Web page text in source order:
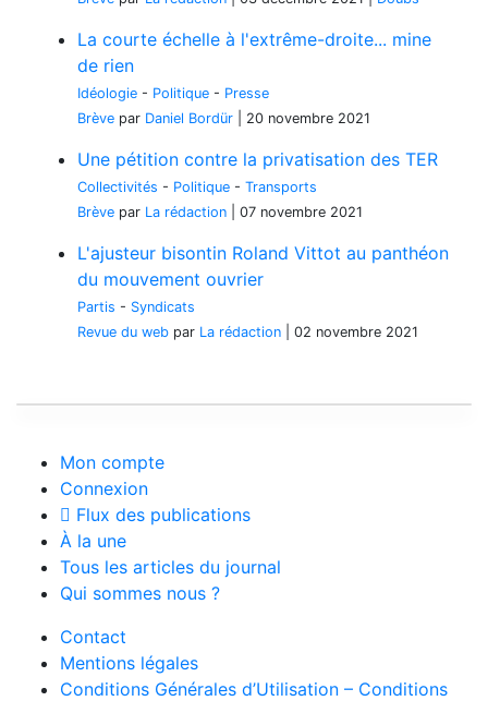
La courte échelle à l'extrême-droite... mine
de rien
Idéologie - Politique - Presse
Brève par Daniel Bordür 20 novembre 2021
Une pétition contre la privatisation des TER
Collectivités - Politique - Transports
Brève par La rédaction 07 novembre 2021
L'ajusteur bisontin Roland Vittot au panthéon
du mouvement ouvrier
Partis - Syndicats
Revue du web par La rédaction 02 novembre 2021
Mon compte
Connexion
Flux des publications
À la une
Tous les articles du journal
Qui sommes nous ?
Contact
Mentions légales
Conditions Générales d’Utilisation – Conditions